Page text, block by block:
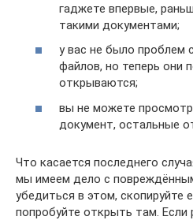
гаджете впервые,
такими документами;
у вас не было проблем
файлов, но теперь они
открываются;
вы не можете
документ, остальные
Что касается последнего
мы имеем дело с
убедиться в этом, скопируйте
попробуйте открыть там. Если